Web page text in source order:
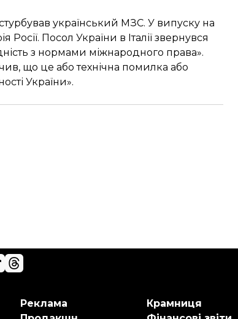
український МЗС. У випуску на
Посол України в Італії звернувся
з нормами міжнародного права».
що це або технічна помилка або
України».
Реклама
Крамниця